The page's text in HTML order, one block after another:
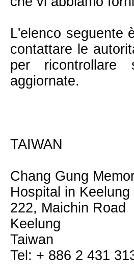
L'elenco seguente
contattare le
per
aggiornate.
TAIWAN
Chang Gung
Hospital in Keelung
222, Maichin Road
Keelung
Taiwan
Tel: + 886 2 431